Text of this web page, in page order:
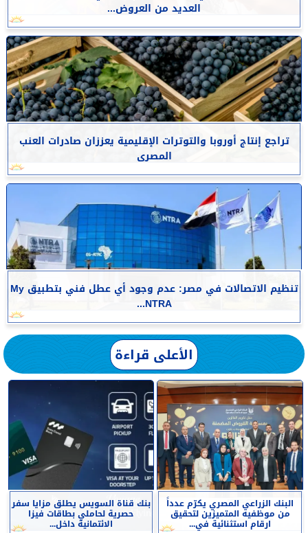
العديد من العروض...
تراجع إنتاج أوروبا والتوترات الإقليمية يعززان صادرات العنب
المصرى
تنظيم الاتصالات في مصر: عدم وجود أي عطل فني بتطبيق My
NTRA...
الأعلى قراءة
البنك الزراعي المصري يكرّم عدداً
من موظفيه المتميزين لتحقيق
ارقام استثنائية في...
بنك قناة السويس يطلق مزايا سفر
حصرية لحاملي بطاقات فيزا
الائتمانية داخل...